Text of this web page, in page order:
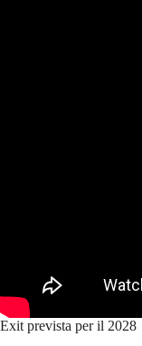
Exit prevista per il 2028